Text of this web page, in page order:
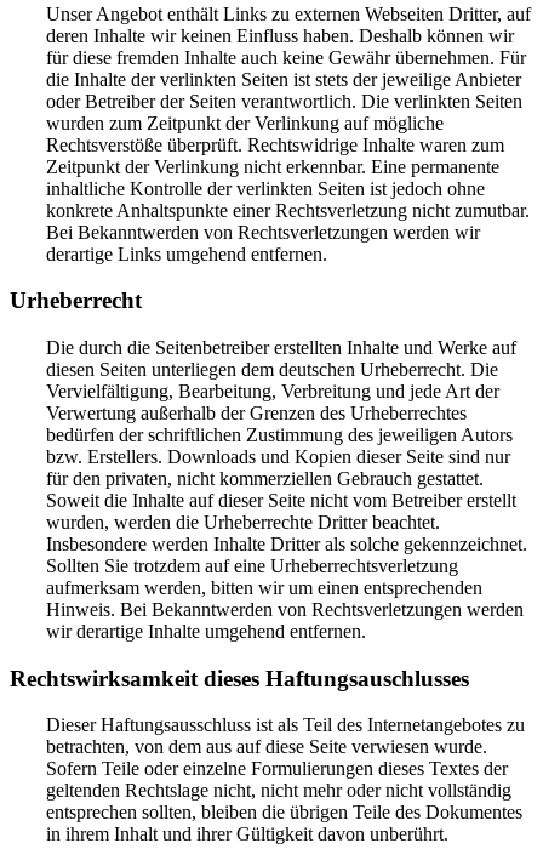
Unser Angebot enthält Links zu externen Webseiten Dritter, auf
deren Inhalte wir keinen Einfluss haben. Deshalb können wir
für diese fremden Inhalte auch keine Gewähr übernehmen. Für
die Inhalte der verlinkten Seiten ist stets der jeweilige Anbieter
oder Betreiber der Seiten verantwortlich. Die verlinkten Seiten
wurden zum Zeitpunkt der Verlinkung auf mögliche
Rechtsverstöße überprüft. Rechtswidrige Inhalte waren zum
Zeitpunkt der Verlinkung nicht erkennbar. Eine permanente
inhaltliche Kontrolle der verlinkten Seiten ist jedoch ohne
konkrete Anhaltspunkte einer Rechtsverletzung nicht zumutbar.
Bei Bekanntwerden von Rechtsverletzungen werden wir
derartige Links umgehend entfernen.
Urheberrecht
Die durch die Seitenbetreiber erstellten Inhalte und Werke auf
diesen Seiten unterliegen dem deutschen Urheberrecht. Die
Vervielfältigung, Bearbeitung, Verbreitung und jede Art der
Verwertung außerhalb der Grenzen des Urheberrechtes
bedürfen der schriftlichen Zustimmung des jeweiligen Autors
bzw. Erstellers. Downloads und Kopien dieser Seite sind nur
für den privaten, nicht kommerziellen Gebrauch gestattet.
Soweit die Inhalte auf dieser Seite nicht vom Betreiber erstellt
wurden, werden die Urheberrechte Dritter beachtet.
Insbesondere werden Inhalte Dritter als solche gekennzeichnet.
Sollten Sie trotzdem auf eine Urheberrechtsverletzung
aufmerksam werden, bitten wir um einen entsprechenden
Hinweis. Bei Bekanntwerden von Rechtsverletzungen werden
wir derartige Inhalte umgehend entfernen.
Rechtswirksamkeit dieses Haftungsauschlusses
Dieser Haftungsausschluss ist als Teil des Internetangebotes zu
betrachten, von dem aus auf diese Seite verwiesen wurde.
Sofern Teile oder einzelne Formulierungen dieses Textes der
geltenden Rechtslage nicht, nicht mehr oder nicht vollständig
entsprechen sollten, bleiben die übrigen Teile des Dokumentes
in ihrem Inhalt und ihrer Gültigkeit davon unberührt.